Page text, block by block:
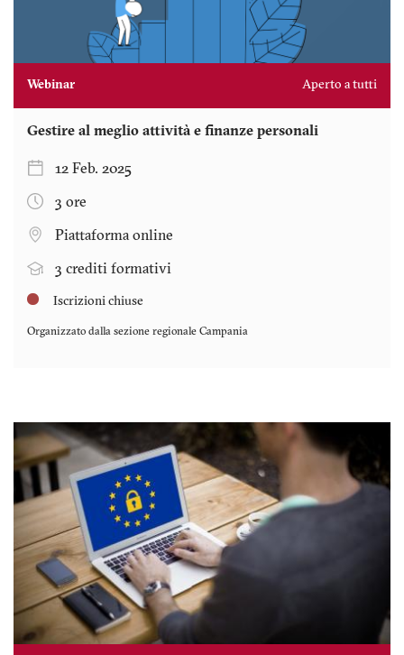
Webinar Aperto a tutti
Gestire al meglio attività e finanze personali
12 Feb. 2025
3 ore
Piattaforma online
3 crediti formativi
Iscrizioni chiuse
Organizzato dalla sezione regionale Campania